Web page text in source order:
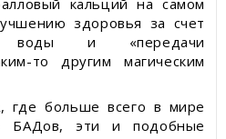
кальций на самом
здоровья за счет
воды и «передачи
то другим магическим
где больше всего в мире
БАДов, эти и подобные